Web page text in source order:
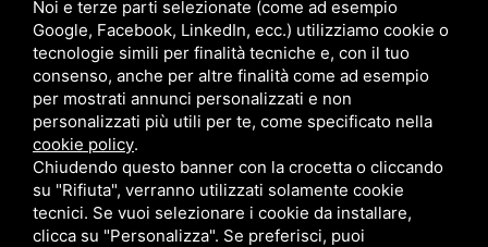
Contatti
Via Giolitti, 5 - 20025 - Legnano
+39 0331 1542871
+39 334 1291872
info@antoniosartori.com
Noi e terze parti selezionate (come ad esempio
Google, Facebook, LinkedIn, ecc.) utilizziamo cookie o
tecnologie simili per finalità tecniche e, con il tuo
consenso, anche per altre finalità come ad esempio
per mostrati annunci personalizzati e non
personalizzati più utili per te, come specificato nella
cookie policy.
Chiudendo questo banner con la crocetta o cliccando
su "Rifiuta", verranno utilizzati solamente cookie
tecnici. Se vuoi selezionare i cookie da installare,
clicca su "Personalizza". Se preferisci, puoi